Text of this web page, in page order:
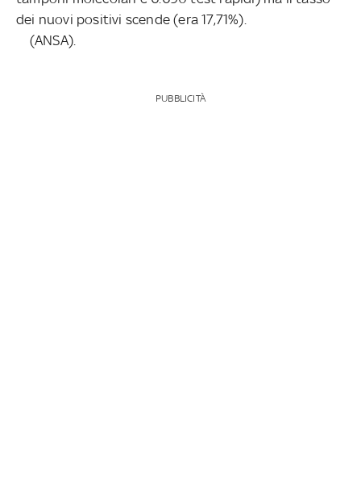
dei nuovi positivi scende (era 17,71%).
(ANSA).
PUBBLICITÀ